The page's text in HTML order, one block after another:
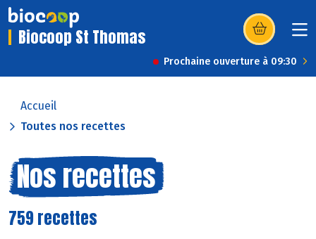
Biocoop St Thomas (s’ouvre dans
Prochaine ouverture à 09:30
Accueil
Toutes nos recettes
Nos recettes
759 recettes